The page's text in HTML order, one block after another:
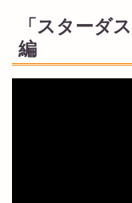
「スターダ
編